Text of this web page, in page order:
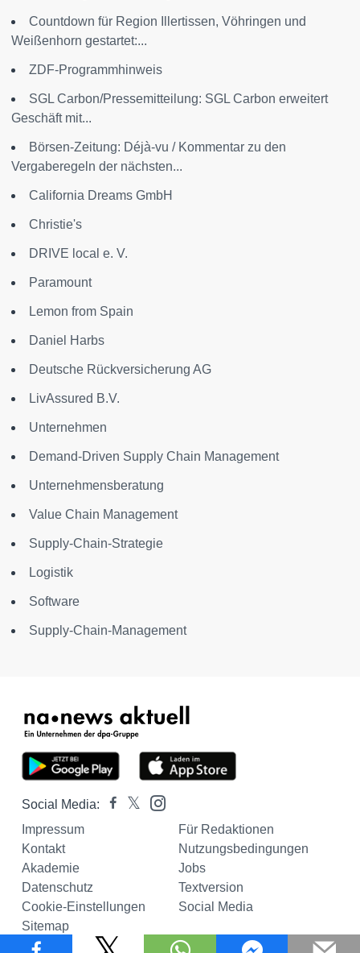
Countdown für Region Illertissen, Vöhringen und
Weißenhorn gestartet:...
ZDF-Programmhinweis
SGL Carbon/Pressemitteilung: SGL Carbon erweitert
Geschäft mit...
Börsen-Zeitung: Déjà-vu / Kommentar zu den
Vergaberegeln der nächsten...
California Dreams GmbH
Christie's
DRIVE local e. V.
Paramount
Lemon from Spain
Daniel Harbs
Deutsche Rückversicherung AG
LivAssured B.V.
Unternehmen
Demand-Driven Supply Chain Management
Unternehmensberatung
Value Chain Management
Supply-Chain-Strategie
Logistik
Software
Supply-Chain-Management
Social Media:
Impressum
Für Redaktionen
Kontakt
Nutzungsbedingungen
Akademie
Jobs
Datenschutz
Textversion
Cookie-Einstellungen
Social Media
Sitemap